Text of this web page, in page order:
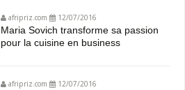
afripriz.com 12/07/2016
Maria Sovich transforme sa passion
pour la cuisine en business
afripriz.com 12/07/2016